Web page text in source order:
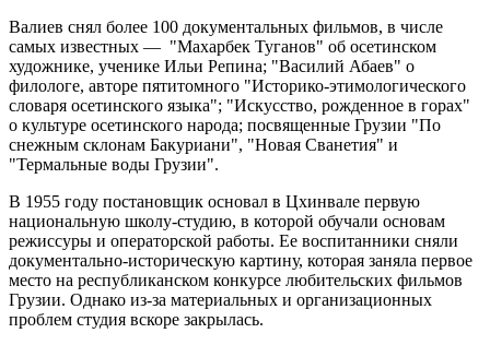
Валиев снял более 100 документальных фильмов, в числе
самых известных — "Махарбек Туганов" об осетинском
художнике, ученике Ильи Репина; "Василий Абаев" о
филологе, авторе пятитомного "Историко-этимологического
словаря осетинского языка"; "Искусство, рожденное в горах"
о культуре осетинского народа; посвященные Грузии "По
снежным склонам Бакуриани", "Новая Сванетия" и
"Термальные воды Грузии".
В 1955 году постановщик основал в Цхинвале первую
национальную школу-студию, в которой обучали основам
режиссуры и операторской работы. Ее воспитанники сняли
документально-историческую картину, которая заняла первое
место на республиканском конкурсе любительских фильмов
Грузии. Однако из-за материальных и организационных
проблем студия вскоре закрылась.